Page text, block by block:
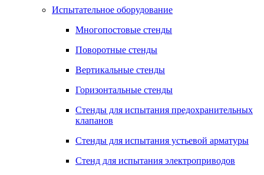
Испытательное оборудование
Многопостовые стенды
Поворотные стенды
Вертикальные стенды
Горизонтальные стенды
Стенды для испытания предохранительных
клапанов
Стенды для испытания устьевой арматуры
Стенд для испытания электроприводов